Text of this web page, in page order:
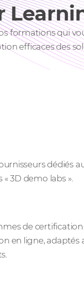
qui
efficaces des
dédiés
3D demo labs ».
de
en ligne, adaptés